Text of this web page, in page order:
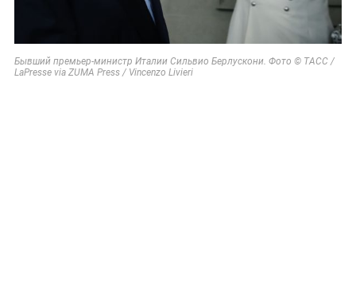
Бывший премьер-министр Италии Сильвио Берлускони. Фото © ТАСС /
LaPresse via ZUMA Press / Vincenzo Livieri